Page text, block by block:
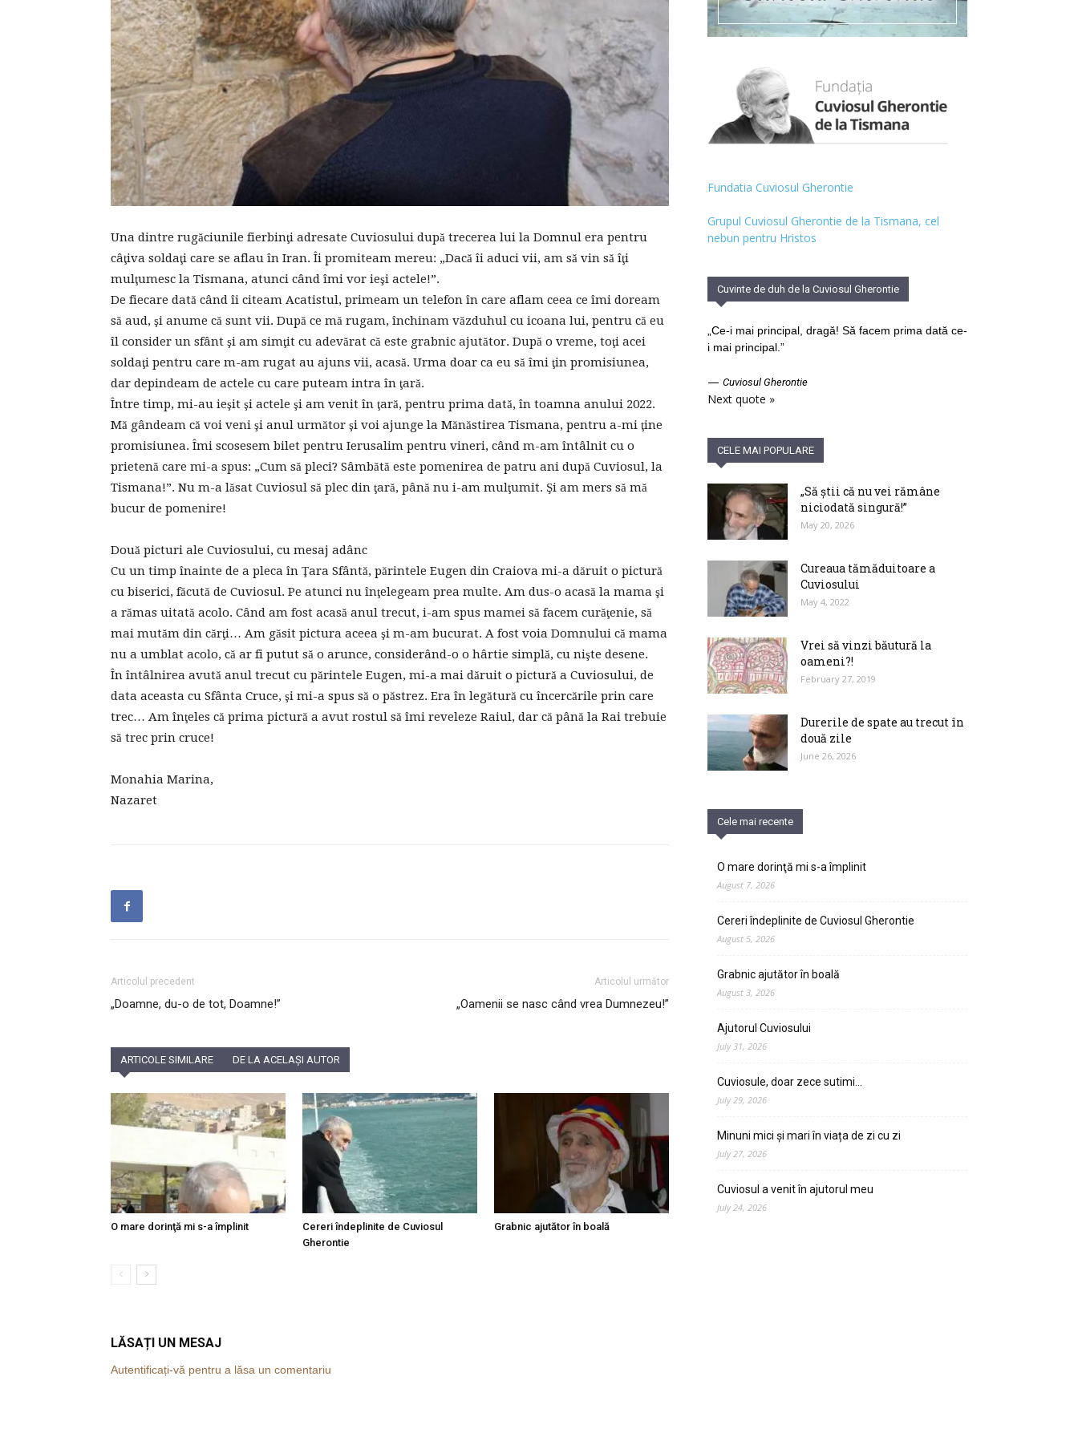
Una dintre rugăciunile fierbinţi adresate Cuviosului după trecerea lui la Domnul era pentru
câţiva soldaţi care se aflau în Iran. Îi promiteam mereu: „Dacă îi aduci vii, am să vin să îţi
mulţumesc la Tismana, atunci când îmi vor ieşi actele!”.
De fiecare dată când îi citeam Acatistul, primeam un telefon în care aflam ceea ce îmi doream
să aud, şi anume că sunt vii. După ce mă rugam, închinam văzduhul cu icoana lui, pentru că eu
îl consider un sfânt şi am simţit cu adevărat că este grabnic ajutător. După o vreme, toţi acei
soldaţi pentru care m-am rugat au ajuns vii, acasă. Urma doar ca eu să îmi ţin promisiunea,
dar depindeam de actele cu care puteam intra în ţară.
Între timp, mi-au ieşit şi actele şi am venit în ţară, pentru prima dată, în toamna anului 2022.
Mă gândeam că voi veni şi anul următor şi voi ajunge la Mănăstirea Tismana, pentru a-mi ţine
promisiunea. Îmi scosesem bilet pentru Ierusalim pentru vineri, când m-am întâlnit cu o
prietenă care mi-a spus: „Cum să pleci? Sâmbătă este pomenirea de patru ani după Cuviosul, la
Tismana!”. Nu m-a lăsat Cuviosul să plec din ţară, până nu i-am mulţumit. Şi am mers să mă
bucur de pomenire!
Două picturi ale Cuviosului, cu mesaj adânc
Cu un timp înainte de a pleca în Ţara Sfântă, părintele Eugen din Craiova mi-a dăruit o pictură
cu biserici, făcută de Cuviosul. Pe atunci nu înţelegeam prea multe. Am dus-o acasă la mama şi
a rămas uitată acolo. Când am fost acasă anul trecut, i-am spus mamei să facem curăţenie, să
mai mutăm din cărţi… Am găsit pictura aceea şi m-am bucurat. A fost voia Domnului că mama
nu a umblat acolo, că ar fi putut să o arunce, considerând-o o hârtie simplă, cu nişte desene.
În întâlnirea avută anul trecut cu părintele Eugen, mi-a mai dăruit o pictură a Cuviosului, de
data aceasta cu Sfânta Cruce, şi mi-a spus să o păstrez. Era în legătură cu încercările prin care
trec… Am înţeles că prima pictură a avut rostul să îmi reveleze Raiul, dar că până la Rai trebuie
să trec prin cruce!
Monahia Marina,
Nazaret
Articolul precedent
„Doamne, du-o de tot, Doamne!”
Articolul următor
„Oamenii se nasc când vrea Dumnezeu!”
ARTICOLE SIMILARE DE LA ACELAȘI AUTOR
O mare dorinţă mi s-a împlinit
Cereri îndeplinite de Cuviosul
Gherontie
Grabnic ajutător în boală
LĂSAȚI UN MESAJ
Autentificați-vă pentru a lăsa un comentariu
Fundatia Cuviosul Gherontie
Grupul Cuviosul Gherontie de la Tismana, cel
nebun pentru Hristos
Cuvinte de duh de la Cuviosul Gherontie
„Ce-i mai principal, dragă! Să facem prima dată ce-
i mai principal.”
— Cuviosul Gherontie
Next quote »
CELE MAI POPULARE
„Să știi că nu vei rămâne
niciodată singură!”
May 20, 2026
Cureaua tămăduitoare a
Cuviosului
May 4, 2022
Vrei să vinzi băutură la
oameni?!
February 27, 2019
Durerile de spate au trecut în
două zile
June 26, 2026
Cele mai recente
O mare dorinţă mi s-a împlinit
August 7, 2026
Cereri îndeplinite de Cuviosul Gherontie
August 5, 2026
Grabnic ajutător în boală
August 3, 2026
Ajutorul Cuviosului
July 31, 2026
Cuviosule, doar zece sutimi…
July 29, 2026
Minuni mici și mari în viața de zi cu zi
July 27, 2026
Cuviosul a venit în ajutorul meu
July 24, 2026